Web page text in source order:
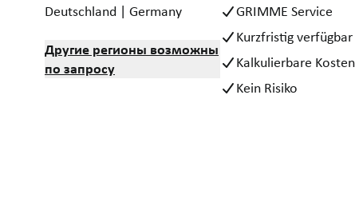
Deutschland | Germany
Другие регионы возможны
по запросу
GRIMME Service
Kurzfristig verfügbar
Kalkulierbare Kosten
Kein Risiko